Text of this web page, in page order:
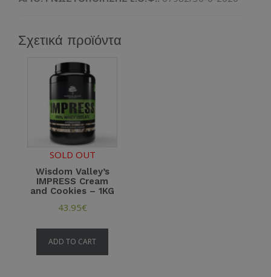
Σχετικά προϊόντα
SOLD OUT
Wisdom Valley’s
IMPRESS Cream
and Cookies – 1KG
43.95€
ADD TO CART